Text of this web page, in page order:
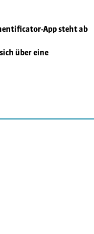
App steht ab
über eine